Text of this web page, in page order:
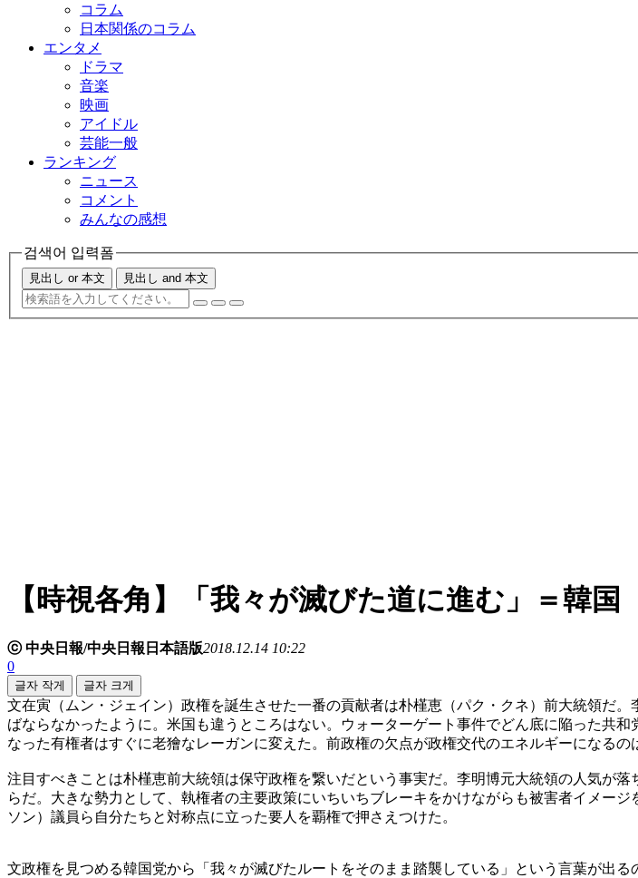
コラム
日本関係のコラム
エンタメ
ドラマ
音楽
映画
アイドル
芸能一般
ランキング
ニュース
コメント
みんなの感想
검색어 입력폼
見出し or 本文 見出し and 本文
【時視各角】「我々が滅びた道に進む」＝韓国
ⓒ 中央日報/中央日報日本語版2018.12.14 10:22
0
글자 작게 글자 크게
文在寅（ムン・ジェイン）政権を誕生させた一番の貢献者は朴槿恵（パク・クネ）前大統領だ
ばならなかったように。米国も違うところはない。ウォーターゲート事件でどん底に陥った共
なった有権者はすぐに老獪なレーガンに変えた。前政権の欠点が政権交代のエネルギーになるの
注目すべきことは朴槿恵前大統領は保守政権を繋いだという事実だ。李明博元大統領の人気が
らだ。大きな勢力として、執権者の主要政策にいちいちブレーキをかけながらも被害者イメー
ソン）議員ら自分たちと対称点に立った要人を覇権で押さえつけた。
文政権を見つめる韓国党から「我々が滅びたルートをそのまま踏襲している」という言葉が出